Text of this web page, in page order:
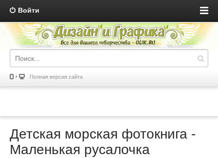
Войти
Полная версия сайта
Детская морская фотокнига -
Маленькая русалочка